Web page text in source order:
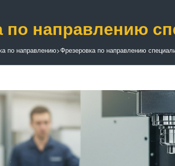
по направлению
по направлению>Фрезеровка по направлению